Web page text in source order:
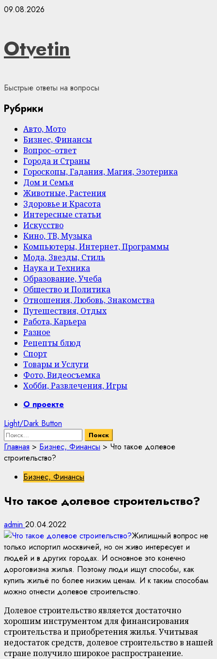
Skip
09.08.2026
Otvetin
Быстрые ответы на вопросы
Рубрики
Авто, Мото
Бизнес, Финансы
Вопрос–ответ
Города и Страны
Гороскопы, Гадания, Магия, Эзотерика
Дом и Семья
Животные, Растения
Здоровье и Красота
Интересные статьи
Искусство
Кино, ТВ, Музыка
Компьютеры, Интернет, Программы
Мода, Звезды, Стиль
Наука и Техника
Образование, Учеба
Общество и Политика
Отношения, Любовь, Знакомства
Путешествия, Отдых
Работа, Карьера
Разное
Рецепты блюд
Спорт
Товары и Услуги
Фото, Видеосъемка
Хобби, Развлечения, Игры
PrimaryО проекте
Light/Dark Button
Найти:
Главная > Бизнес, Финансы > Что такое долевое
строительство?
Бизнес, Финансы
Что такое долевое строительство?
admin 20.04.2022
Жилищный вопрос не
только испортил москвичей, но он живо интересует и
людей и в других городах. И основное это конечно
дороговизна жилья. Поэтому люди ищут способы, как
купить жильё по более низким ценам. И к таким способам
можно отнести долевое строительство.
Долевое строительство является достаточно
хорошим инструментом для финансирования
строительства и приобретения жилья. Учитывая
недостаток средств, долевое строительство в нашей
стране получило широкое распространение.